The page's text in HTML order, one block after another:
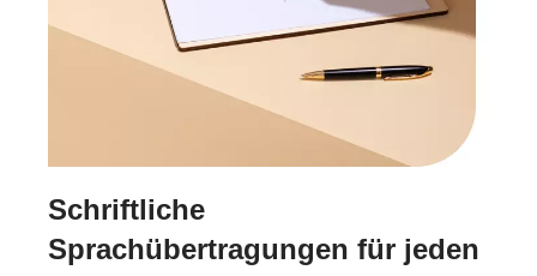
Schriftliche
Sprachübertragungen für jeden